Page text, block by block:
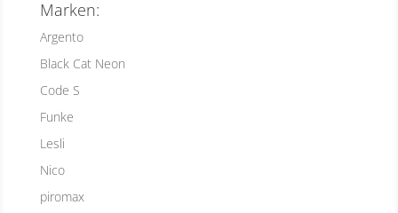
Marken:
Argento
Black Cat Neon
Code S
Funke
Lesli
Nico
piromax